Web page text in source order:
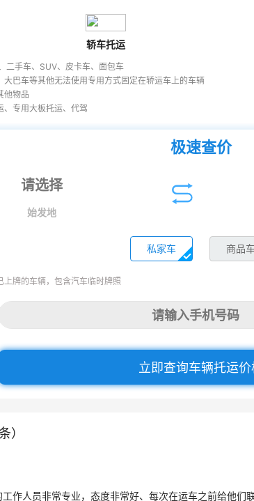
轿车托运
二手车、SUV、皮卡车、面包车
大巴车等其他无法使用专用方式固定在轿运车上的车辆
他物品
、专用大板托运、代驾
极速查价
始发地
私家车 商品
上牌的车辆，包含汽车临时牌照
立即查询车辆托运价
）
工作人员非常专业，态度非常好、每次在运车之前给他们